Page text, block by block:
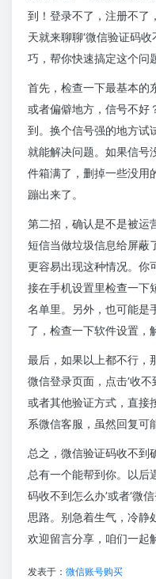
到！登录不了，注册不了
天就来聊聊‘微信验证码
巧，帮你快速搞定这个问
首先，检查一下最基本
或者偏僻地方，信号不好
到。换个信号强的地方试
就能解决问题。如果信号
件箱满了，删掉一些没用
蹦出来了。
第二招，确认是不是被运
短信当做垃圾信息给屏蔽
更容易出现这种情况。你
接在手机设置里检查一下
名单里。另外，也可能是
了，检查一下软件设置，
最后，如果以上都不行，
微信登录页面，点击‘收
或者其他验证方式，直接
系微信客服，虽然回复可
总之，微信验证码收不到
总有一个能帮到你。以后
码收不到怎么办’或者‘微
思路。别急着生气，冷静
欢迎留言分享，咱们一起
发表于： 微信账号购买